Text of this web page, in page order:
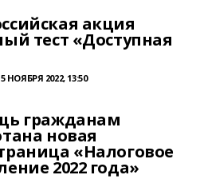
акция
тест «Доступная
НОЯБРЯ 2022, 13:50
гражданам
новая
«Налоговое
2022 года»